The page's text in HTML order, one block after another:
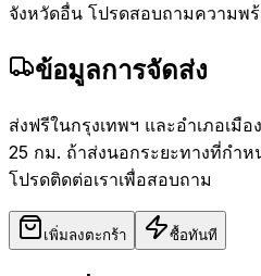
จังหวัดอื่น โปรดสอบถามความพ
ข้อมูลการจัดส่ง
ส่งฟรีในกรุงเทพฯ และอำเภอเมื
25 กม. ถ้าส่งนอกระยะทางที่กำห
โปรดติดต่อเราเพื่อสอบถาม
เพิ่มลงตะกร้า ซื้อทันที